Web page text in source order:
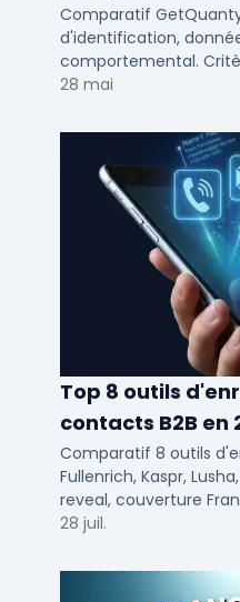
d'identification
Comparatif
d'identification,
comportemental.
votre solution de lead
28 mai
Top 8 outils
contacts B2B en
Kaspr, Lusha...
Comparatif 8 outils
Fullenrich, Kaspr,
reveal, couverture
tarifs testés pour SDR
28 juil.